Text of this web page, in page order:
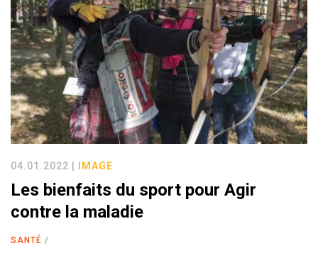
04.01.2022 | IMAGE
Les bienfaits du sport pour Agir
contre la maladie
SANTÉ